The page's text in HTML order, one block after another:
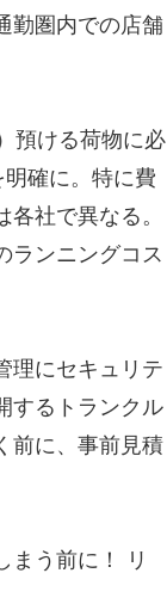
勤圏内での店舗
預ける荷物に必
確に。特に費
社で異なる。
ランニングコス
理にセキュリテ
するトランクル
前に、事前見積
まう前に！ リ